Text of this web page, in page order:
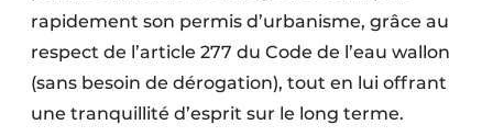
rapidement son permis d’urbanisme, grâce au
respect de l’article 277 du Code de l’eau wallon
(sans besoin de dérogation), tout en lui offrant
une tranquillité d’esprit sur le long terme.